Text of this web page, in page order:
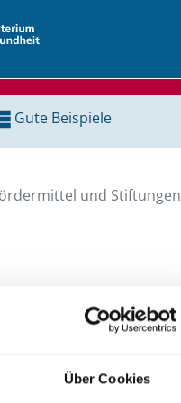
Über Cookies
Gute Beispiele
und Stiftungen
Sie direkt über